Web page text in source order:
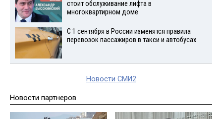
стоит обслуживание лифта в
многоквартирном доме
С 1 сентября в России изменятся правила
перевозок пассажиров в такси и автобусах
Новости СМИ2
Новости партнеров